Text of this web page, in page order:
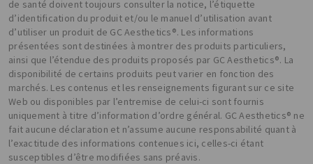
de santé doivent toujours consulter la notice, l’étiquette
d’identification du produit et/ou le manuel d’utilisation avant
d’utiliser un produit de GC Aesthetics®. Les informations
présentées sont destinées à montrer des produits particuliers,
ainsi que l’étendue des produits proposés par GC Aesthetics®. La
disponibilité de certains produits peut varier en fonction des
marchés. Les contenus et les renseignements figurant sur ce site
Web ou disponibles par l’entremise de celui-ci sont fournis
uniquement à titre d’information d’ordre général. GC Aesthetics® ne
fait aucune déclaration et n’assume aucune responsabilité quant à
l’exactitude des informations contenues ici, celles-ci étant
susceptibles d’être modifiées sans préavis.